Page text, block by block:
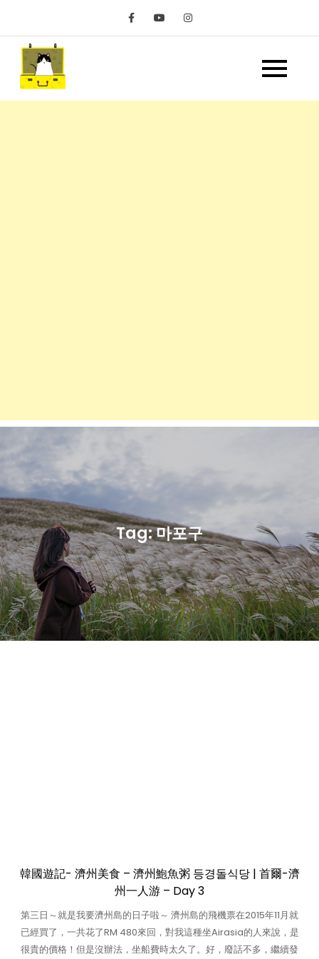
content
嘿 我要旅行 Hey Travel
Life
Tag:마포구
韓國遊記- 濟州美食 – 濟州鮑魚粥 등경돌식당 | 首爾-濟
州一人游 – Day 3
第三日～就是我要濟州島的日子啦～ 濟州島的飛機票在2015年11月就
已經買了，一共花了RM 480來回，對我這種坐Airasia的人來說，是
很貴的價格！但是沒辦法，坐船費時太久了。好，廢話不多，繼續發